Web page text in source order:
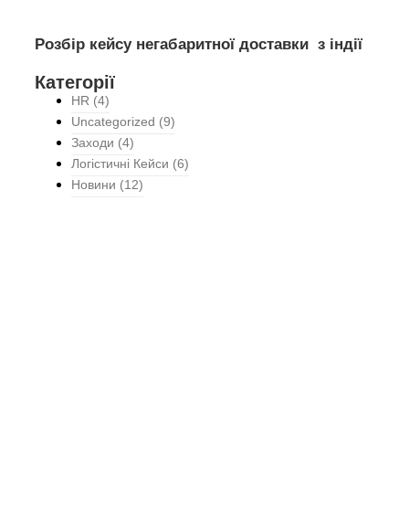
Розбір кейсу негабаритної доставки з індії
Категорії
HR (4)
Uncategorized (9)
Заходи (4)
Логістичні Кейси (6)
Новини (12)